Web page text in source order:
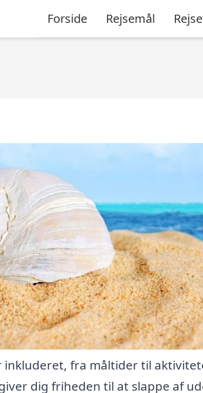
Forside Rejsemål
inkluderet, fra måltider til
dig friheden til at slappe af